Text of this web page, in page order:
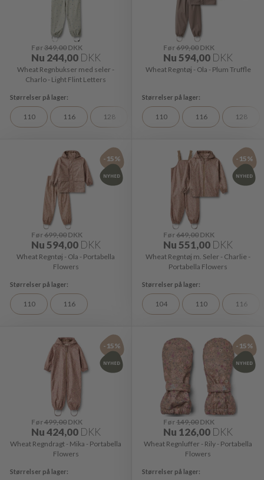
Før349,00DKK
Nu 244,00 DKK
Wheat Regnbukser med seler -
Charlo - Light Flint Letters
110 116 128
Før699,00 DKK
Nu594,00 DKK
Wheat Regntøj - Ola - Plum Truffle
110 116 128
-15%
Før699,00DKK
Nu594,00 DKK
Wheat Regntøj - Ola - Portabella
Flowers
110 116
-15%
Før649,00 DKK
Nu551,00 DKK
Wheat Regntøj m. Seler - Charlie -
Portabella Flowers
104 110 116
-15%
Før499,00DKK
Nu424,00 DKK
Wheat Regndragt - Mika - Portabella
Flowers
-15%
Før149,00 DKK
Nu 126,00 DKK
Wheat Regnluffer - Rily - Portabella
Flowers